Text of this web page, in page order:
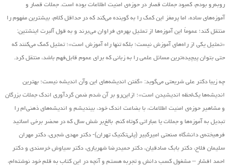
روبه‌رو بودم، کمبود جملات قصار در حوزه‌ی امنیت اطلاعات بوده است. جملات قصار و
آموزه‌های ساده، اما پرمغز این کمک را به گوینده‌ می‌کند که در حداقل کلام، بیشترین مفهوم را
منتقل کند؛ عموماً این آموزه‌ها از تمثیل بهره‌ی فراوان‌ می‌برند و به قول آلبرت اینشتین:
«تمثیل یکی از راه‌های آموزش نیست؛ بلکه تنها راه آموزش است»؛ تمثیل کمک می‌کنند که
حتی بتوان پیچیده‌ترین مسائل علمی را به زبانی که برای عموم قابل‌فهم باشد، منتقل کرد.
چه زیبا دکتر علی شریعتی ‌می‌گوید: «گفتن اندیشه‌های این ‌وآن اندیشه نیست؛ بهترین
اندیشه‌ها یک‌لحظه اندیشیدن است»؛ ازاین‌رو بر آن شدم ضمن گردآوری اندک جملات بزرگان
و مشاهیر حوزه‌ی امنیت اطلاعات، با بضاعت اندک خود، بیندیشم و اندیشه‌های ذهنی‌ام را
تبدیل به آموزه‌ها و جملات یا عباراتی کوتاه کنم. بالغ‌بر شش سال که در محضر برخی اساتید
فرهیخته‌ی دانشگاه صنعتی امیرکبیر (پلی‌تکنیک تهران)- دکتر مهدی شجری، دکتر مهران
سلیمان فلاح، دکتر بابک صادقیان، دکتر حمیدرضا شهریاری، دکتر سیاوش خرسندی و دکتر
احمد افشار – مشغول کسب دانش و تجربه هستم و آنچه در این کتاب به قلم خود نوشته‌ام،